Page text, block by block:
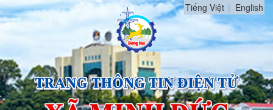
Tiếng Việt English